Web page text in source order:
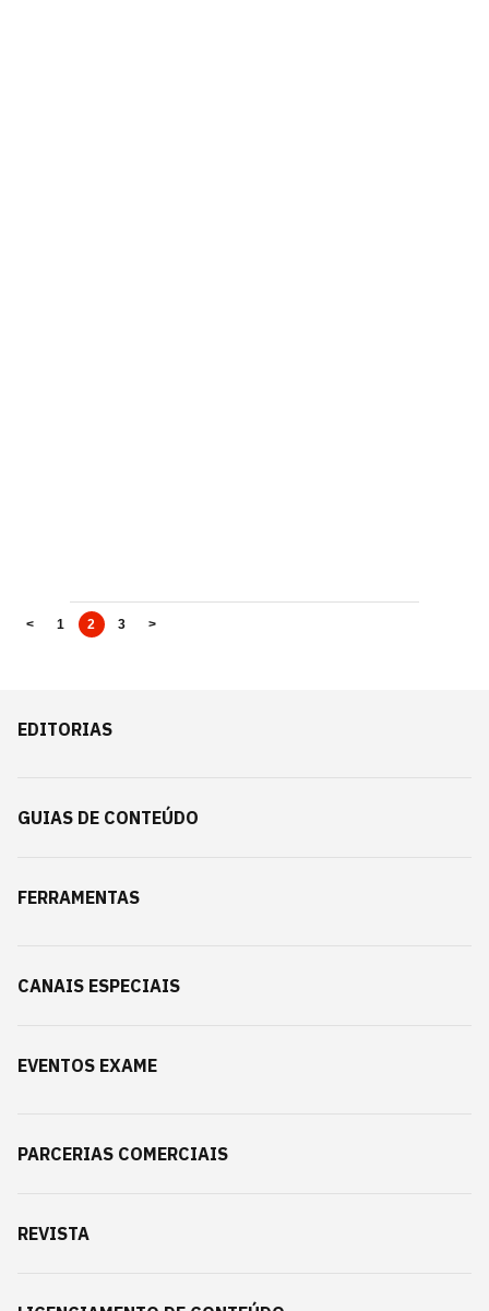
< 1 2 3 >
EDITORIAS
GUIAS DE CONTEÚDO
FERRAMENTAS
CANAIS ESPECIAIS
EVENTOS EXAME
PARCERIAS COMERCIAIS
REVISTA